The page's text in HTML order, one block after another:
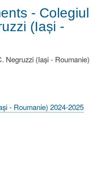
- Colegiul
(Iași -
Negruzzi (Iași - Roumanie)
- Roumanie) 2024-2025